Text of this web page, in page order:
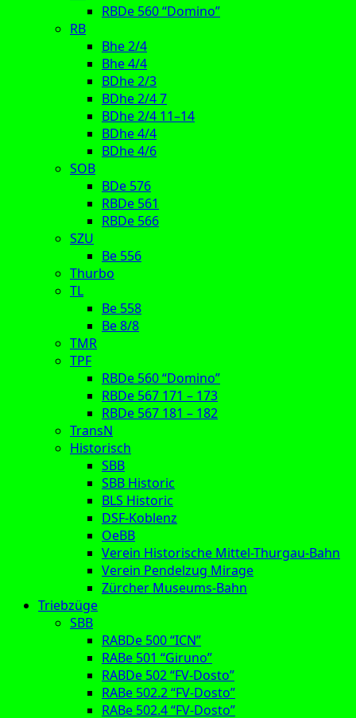
RBDe 560 “Domino”
RB
Bhe 2/4
Bhe 4/4
BDhe 2/3
BDhe 2/4 7
BDhe 2/4 11–14
BDhe 4/4
BDhe 4/6
SOB
BDe 576
RBDe 561
RBDe 566
SZU
Be 556
Thurbo
TL
Be 558
Be 8/8
TMR
TPF
RBDe 560 “Domino”
RBDe 567 171 – 173
RBDe 567 181 – 182
TransN
Historisch
SBB
SBB Historic
BLS Historic
DSF-Koblenz
OeBB
Verein Historische Mittel-Thurgau-Bahn
Verein Pendelzug Mirage
Zürcher Museums-Bahn
Triebzüge
SBB
RABDe 500 “ICN”
RABe 501 “Giruno”
RABDe 502 “FV-Dosto”
RABe 502.2 “FV-Dosto”
RABe 502.4 “FV-Dosto”